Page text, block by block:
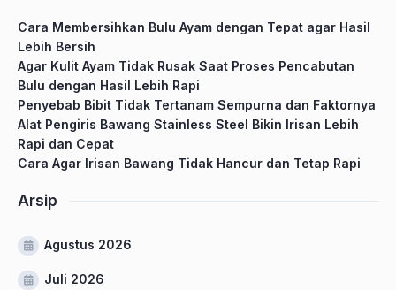
Cara Membersihkan Bulu Ayam dengan Tepat agar Hasil
Lebih Bersih
Agar Kulit Ayam Tidak Rusak Saat Proses Pencabutan
Bulu dengan Hasil Lebih Rapi
Penyebab Bibit Tidak Tertanam Sempurna dan Faktornya
Alat Pengiris Bawang Stainless Steel Bikin Irisan Lebih
Rapi dan Cepat
Cara Agar Irisan Bawang Tidak Hancur dan Tetap Rapi
Arsip
Agustus 2026
Juli 2026